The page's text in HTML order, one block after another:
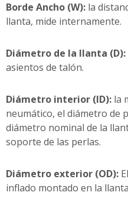
Borde Ancho (W): la
llanta, mide internamente.
Diámetro de la llanta (D):
asientos de talón.
Diámetro interior (ID): la
neumático, el diámetro de
diámetro nominal de la
soporte de las perlas.
Diámetro exterior (OD):
inflado montado en la